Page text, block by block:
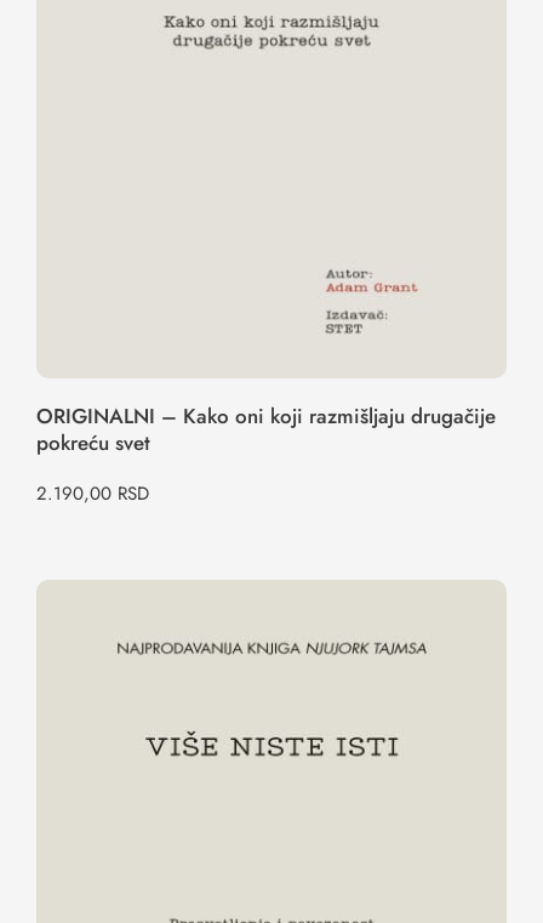
ORIGINALNI – Kako oni koji
razmišljaju drugačije pokreću svet
ORIGINALNI – Kako oni koji razmišljaju drugačije
pokreću svet
2.190,00 RSD